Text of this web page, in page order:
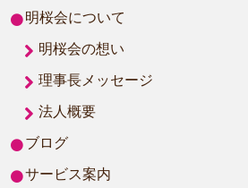
明桜会について
明桜会の想い
理事長メッセージ
法人概要
ブログ
サービス案内